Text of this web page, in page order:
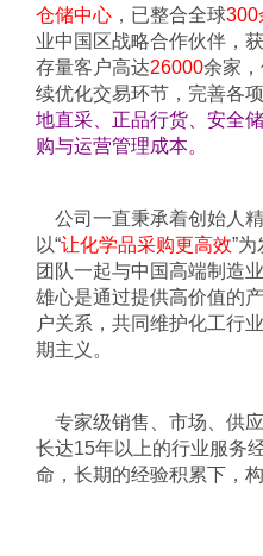
仓储中心 ，已整合全球300
业中国区战略合作伙伴，
存量客户高达26000余家
续优化交易环节，完善各
地直采、正品行货、安全
购与运营管理成本。
公司一直秉承着创始人
以“让化学品采购更高效”
团队一起与中国高端制造
雄心是通过提供高价值的
户关系，共同维护化工行
期主义。
专家级销售、市场、供
长达15年以上的行业服务
命，长期的经验积累下，